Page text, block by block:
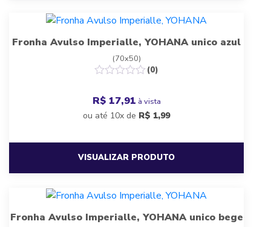
Fronha Avulso Imperialle, YOHANA unico azul
(70x50)
(0)
R$ 17,91 à vista
ou até 10x de R$ 1,99
VISUALIZAR PRODUTO
Fronha Avulso Imperialle, YOHANA unico bege